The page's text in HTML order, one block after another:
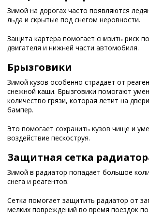
Зимой на дорогах часто появляются
льда и скрытые под снегом неровности.
Защита картера помогает снизить риск
двигателя и нижней части автомобиля.
Брызговики
Зимой кузов особенно страдает от
снежной каши. Брызговики помогают
количество грязи, которая летит на
бампер.
Это помогает сохранить кузов чище и
воздействие пескоструя.
Защитная сетка
Зимой в радиатор попадает большое
снега и реагентов.
Сетка помогает защитить радиатор от
мелких повреждений во время поездок